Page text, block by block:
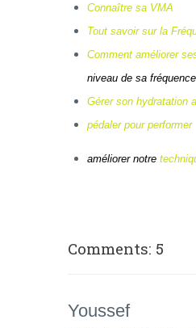
Connaître sa VMA
Tout savoir sur la
Comment améliorer
niveau de sa
Gérer son hydratation
pédaler pour performer
améliorer notre
Comments: 5
Youssef